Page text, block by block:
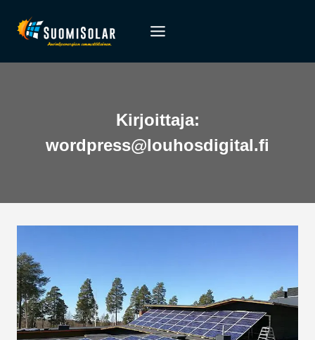
sisältöön
Kirjoittaja:
wordpress@louhosdigital.fi